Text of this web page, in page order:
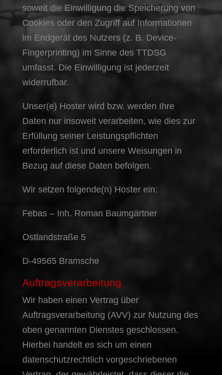
soweit die Einwilligung die Speicherung von
Cookies oder den Zugriff auf Informationen
im Endgerät des Nutzers (z. B. Device-
Fingerprinting) im Sinne des TTDSG
umfasst. Die Einwilligung ist jederzeit
widerrufbar.
Unser(e) Hoster wird bzw. werden Ihre
Daten nur insoweit verarbeiten, wie dies zur
Erfüllung seiner Leistungspflichten
erforderlich ist und unsere Weisungen in
Bezug auf diese Daten befolgen.
Wir setzen folgende(n) Hoster ein:
Febas – Inh. Roman Baumgärtner
Ostlandstraße 5
D-49565 Bramsche
Auftragsverarbeitung
Wir haben einen Vertrag über
Auftragsverarbeitung (AVV) zur Nutzung des
oben genannten Dienstes geschlossen.
Hierbei handelt es sich um einen
datenschutzrechtlich vorgeschriebenen